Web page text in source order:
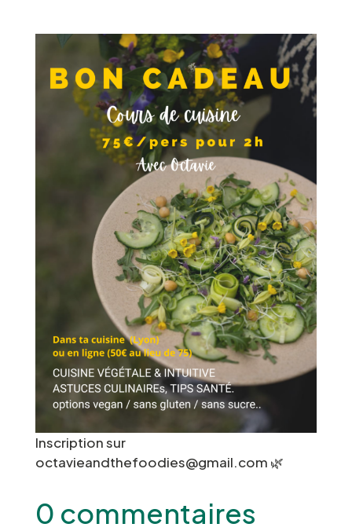
Inscription sur
octavieandthefoodies@gmail.com 🌿
0 commentaires